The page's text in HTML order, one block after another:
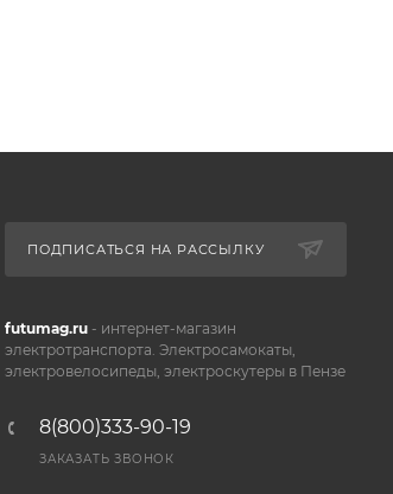
ПОДПИСАТЬСЯ НА РАССЫЛКУ
futumag.ru- интернет-магазин
электротранспорта. Электросамокаты,
электровелосипеды, электроскутеры в Пензе
8(800)333-90-19
ЗАКАЗАТЬ ЗВОНОК